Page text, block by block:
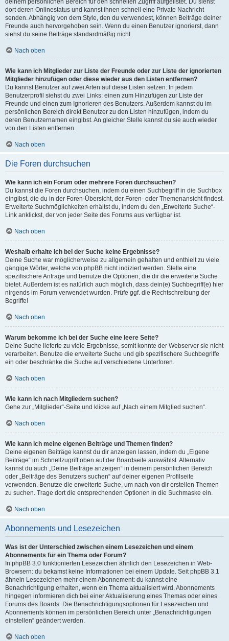
deinem persönlichen Bereich für den schnellen Zugriff aufgelistet. Du siehst
dort deren Onlinestatus und kannst ihnen schnell eine Private Nachricht
senden. Abhängig von dem Style, den du verwendest, können Beiträge deiner
Freunde auch hervorgehoben sein. Wenn du einen Benutzer ignorierst, dann
siehst du seine Beiträge standardmäßig nicht.
Nach oben
Wie kann ich Mitglieder zur Liste der Freunde oder zur Liste der ignorierten
Mitglieder hinzufügen oder diese wieder aus den Listen entfernen?
Du kannst Benutzer auf zwei Arten auf diese Listen setzen: In jedem
Benutzerprofil siehst du zwei Links: einen zum Hinzufügen zur Liste der
Freunde und einen zum Ignorieren des Benutzers. Außerdem kannst du im
persönlichen Bereich direkt Benutzer zu den Listen hinzufügen, indem du
deren Benutzernamen eingibst. An gleicher Stelle kannst du sie auch wieder
von den Listen entfernen.
Nach oben
Die Foren durchsuchen
Wie kann ich ein Forum oder mehrere Foren durchsuchen?
Du kannst die Foren durchsuchen, indem du einen Suchbegriff in die Suchbox
eingibst, die du in der Foren-Übersicht, der Foren- oder Themenansicht findest.
Erweiterte Suchmöglichkeiten erhältst du, indem du den „Erweiterte Suche“-
Link anklickst, der von jeder Seite des Forums aus verfügbar ist.
Nach oben
Weshalb erhalte ich bei der Suche keine Ergebnisse?
Deine Suche war möglicherweise zu allgemein gehalten und enthielt zu viele
gängige Wörter, welche von phpBB nicht indiziert werden. Stelle eine
spezifischere Anfrage und benutze die Optionen, die dir die erweiterte Suche
bietet. Außerdem ist es natürlich auch möglich, dass dein(e) Suchbegriff(e) hier
nirgends im Forum verwendet wurden. Prüfe ggf. die Rechtschreibung der
Begriffe!
Nach oben
Warum bekomme ich bei der Suche eine leere Seite?
Deine Suche lieferte zu viele Ergebnisse, somit konnte der Webserver sie nicht
verarbeiten. Benutze die erweiterte Suche und gib spezifischere Suchbegriffe
ein oder beschränke die Suche auf verschiedene Unterforen.
Nach oben
Wie kann ich nach Mitgliedern suchen?
Gehe zur „Mitglieder“-Seite und klicke auf „Nach einem Mitglied suchen“.
Nach oben
Wie kann ich meine eigenen Beiträge und Themen finden?
Deine eigenen Beiträge kannst du dir anzeigen lassen, indem du „Eigene
Beiträge“ im Schnellzugriff oben auf der Boardseite auswählst. Alternativ
kannst du auch „Deine Beiträge anzeigen“ in deinem persönlichen Bereich
oder „Beiträge des Benutzers suchen“ auf deiner eigenen Profilseite
verwenden. Benutze die erweiterte Suche, um nach von dir erstellen Themen
zu suchen. Trage dort die entsprechenden Optionen in die Suchmaske ein.
Nach oben
Abonnements und Lesezeichen
Was ist der Unterschied zwischen einem Lesezeichen und einem
Abonnements für ein Thema oder Forum?
In phpBB 3.0 funktionierten Lesezeichen ähnlich den Lesezeichen in Web-
Browsern: du bekamst keine Informationen bei einem Update. Seit phpBB 3.1
ähneln Lesezeichen mehr einem Abonnement: du kannst eine
Benachrichtigung erhalten, wenn ein Thema aktualisiert wird. Abonnements
hingegen informieren dich bei einer Aktualisierung eines Themas oder eines
Forums des Boards. Die Benachrichtigungsoptionen für Lesezeichen und
Abonnements können im persönlichen Bereich unter „Benachrichtigungen
einstellen“ geändert werden.
Nach oben